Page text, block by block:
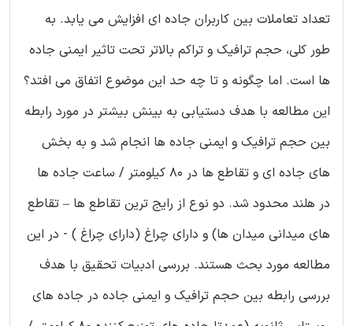
تعداد تعاملات بین کاربران جاده ای افزایش می یابد. به
طور کلی، حجم ترافیک و تراکم بالاتر تحت تاثیر ایمنی جاده
ها است. اما چگونه و تا چه حد این موضوع اتفاق می افتد؟
این مطالعه با هدف دستیابی به بینش بیشتر در مورد رابطه
بین حجم ترافیک و ایمنی جاده ها انجام شد و به بخش
های جاده ای و تقاطع ها در 80 کیلومتر / ساعت جاده ها
در هلند محدود شد. دو نوع از رایج ترین تقاطع ها – تقاطع
های میدانی میدان ها) و دارای چراغ (دارای چراغ ) - در این
مطالعه مورد بحث هستند. بررسی ادبیات تحقیق با هدف
بررسی رابطه بین حجم ترافیک و ایمنی جاده در جاده های